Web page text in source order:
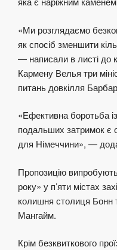
«Ми розглядаємо
як спосіб зменшити
— написали в листі до
Кармену Велья три
питань довкілля
«Ефективна боротьба
подальших затримок є
для Німеччини», —
Пропозицію випробують
року» у п’яти містах
колишня столиця Бонн
Мангайм.
Крім безквиткового